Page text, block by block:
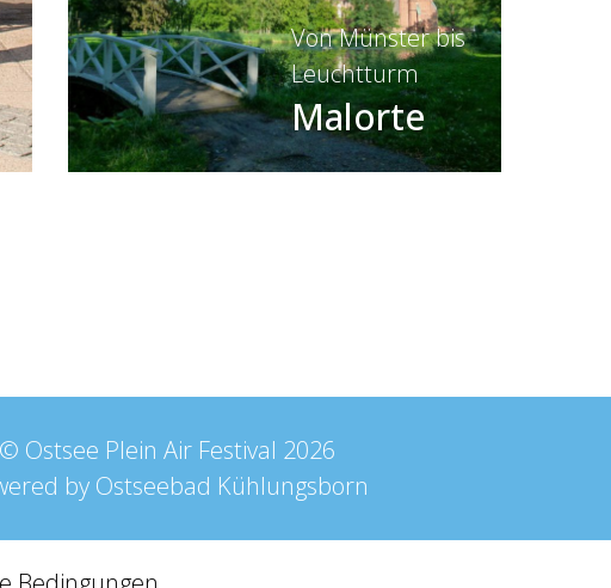
Von Münster bis
Leuchtturm
Malorte
© Ostsee Plein Air Festival 2026
by Ostseebad Kühlungsborn